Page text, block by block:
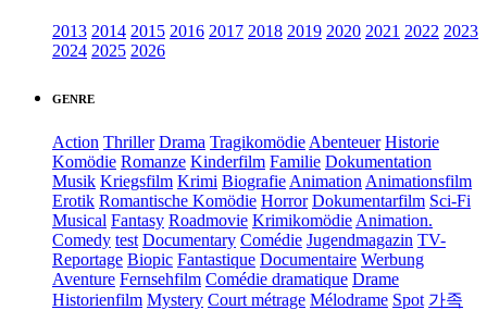
2013 2014 2015 2016 2017 2018 2019 2020 2021 2022 2023
2024 2025 2026
GENRE
Action Thriller Drama Tragikomödie Abenteuer Historie
Komödie Romanze Kinderfilm Familie Dokumentation
Musik Kriegsfilm Krimi Biografie Animation Animationsfilm
Erotik Romantische Komödie Horror Dokumentarfilm Sci-Fi
Musical Fantasy Roadmovie Krimikomödie Animation.
Comedy test Documentary Comédie Jugendmagazin TV-
Reportage Biopic Fantastique Documentaire Werbung
Aventure Fernsehfilm Comédie dramatique Drame
Historienfilm Mystery Court métrage Mélodrame Spot 가족